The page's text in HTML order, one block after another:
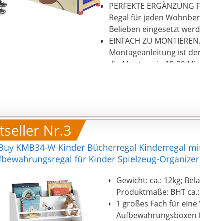
PERFEKTE
Regal für jeden
Belieben eingesetzt
EINFACH ZU
Montageanleitung ist
die Montage in 15-30
Nr.3
KMB34-W Kinder Bücherregal Kinderregal
für Kinder Spielzeug-
Gewicht: ca.: 12kg;
Produktmaße: BHT
1 großes Fach für
Aufbewahrungsboxen